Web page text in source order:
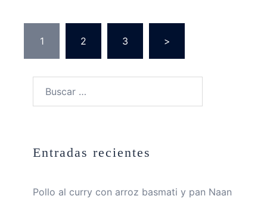
entradas
1 2 3 >
Entradas recientes
Pollo al curry con arroz basmati y pan Naan